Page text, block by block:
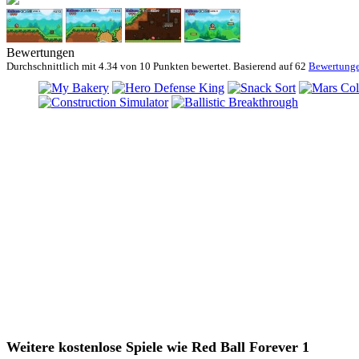
Bewertungen
Durchschnittlich mit 4.34 von 10 Punkten bewertet. Basierend auf62
Weitere kostenlose Spiele wie Red Ball Forever 1